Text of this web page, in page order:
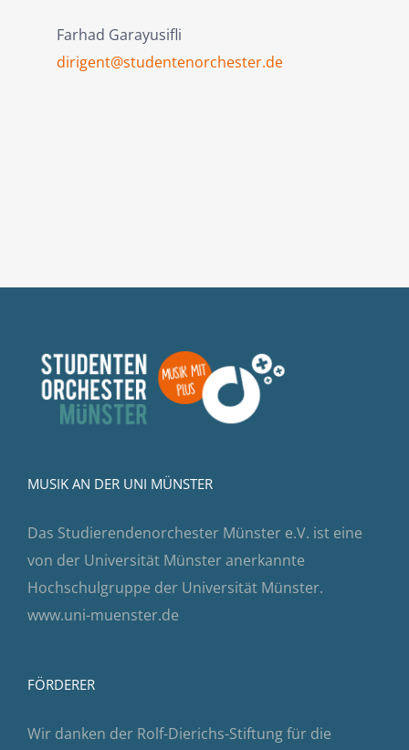
Farhad Garayusifli
dirigent@studentenorchester.de
MUSIK AN DER UNI MÜNSTER
Das Studierendenorchester Münster e.V. ist eine
von der Universität Münster anerkannte
Hochschulgruppe der Universität Münster.
www.uni-muenster.de
FÖRDERER
Wir danken der Rolf-Dierichs-Stiftung für die